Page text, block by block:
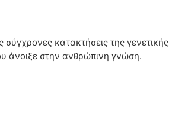
κατακτήσεις της γενετικής
άνοιξε στην ανθρώπινη γνώση.